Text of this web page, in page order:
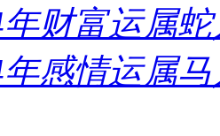
年财富运属
年感情运属